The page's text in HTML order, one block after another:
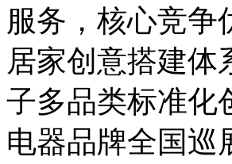
服务，核心竞争
居家创意搭建体
子多品类标准化
电器品牌全国巡